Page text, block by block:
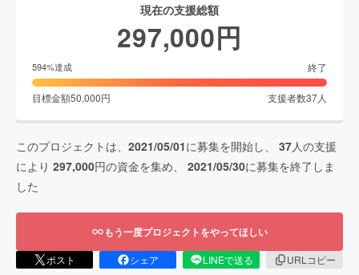
現在の支援総額
297,000円
594%達成 終了
目標金額50,000円 支援者数37人
このプロジェクトは、 2021/05/01に募集を開始し、 37人の支援
により 297,000円の資金を集め、 2021/05/30に募集を終了しま
した
もう一度プロジェクトをやってほしい
ポスト シェア LINEで送る
URLコピー